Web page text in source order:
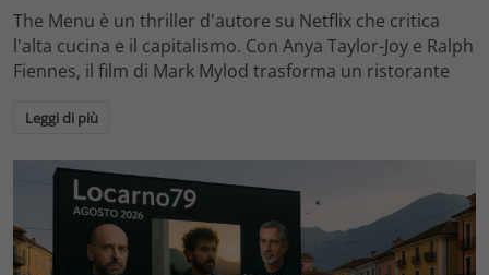
The Menu è un thriller d'autore su Netflix che critica
l'alta cucina e il capitalismo. Con Anya Taylor-Joy e Ralph
Fiennes, il film di Mark Mylod trasforma un ristorante
Leggi di più